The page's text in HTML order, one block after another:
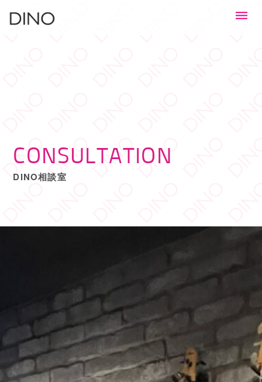
CONSULTATION
DINO相談室